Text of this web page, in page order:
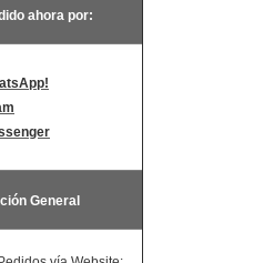
ahora por:
General